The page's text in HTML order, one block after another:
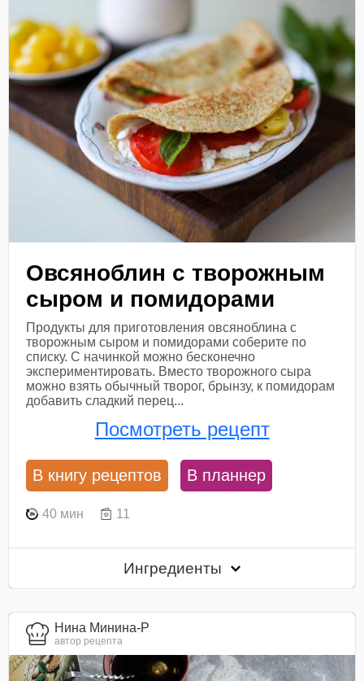
Овсяноблин с творожным
сыром и помидорами
Продукты для приготовления овсяноблина с
творожным сыром и помидорами соберите по
списку. С начинкой можно бесконечно
экспериментировать. Вместо творожного сыра
можно взять обычный творог, брынзу, к помидорам
добавить сладкий перец...
Посмотреть рецепт
В книгу рецептов В планнер
40 мин 11
Ингредиенты
Нина Минина-Р
автор рецепта